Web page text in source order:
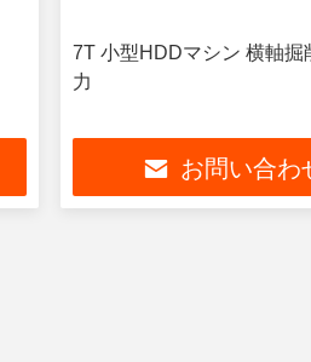
7T 小型HDDマシン 横軸掘
力
お問い合わ